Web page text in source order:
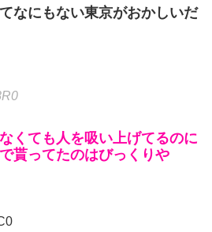
なにもない東京がおかしいだ
くても人を吸い上げてるのに
貰ってたのはびっくりや